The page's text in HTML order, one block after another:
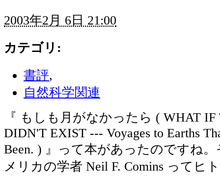
2003年2月 6日 21:00
カテゴリ :
書評,
自然科学関連
『 もしも月がなかったら ( WHAT IF
DIDN'T EXIST --- Voyages to Earths
Been. ) 』って本があったのですね
メリカの学者 Neil F. Comins ってヒ